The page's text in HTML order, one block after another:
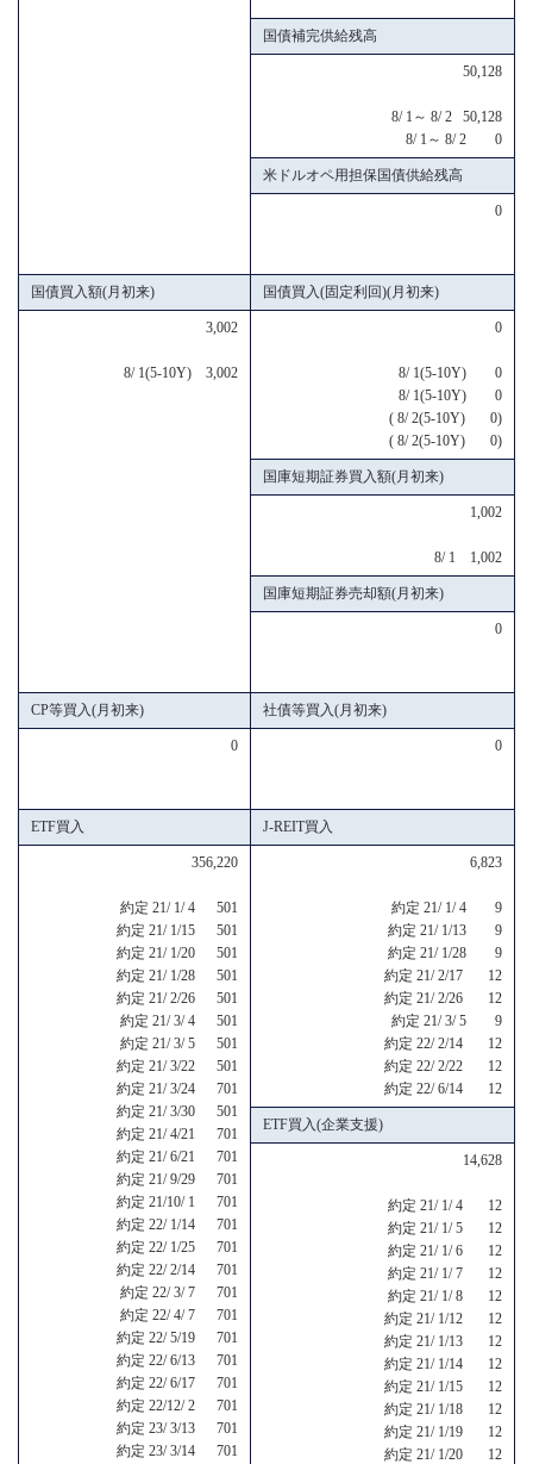
国債補完供給残高
50,128
8/ 1～ 8/ 2 50,128
8/ 1～ 8/ 2 0
米ドルオペ用担保国債供給残高
0
国債買入額(月初来) 国債買入(固定利回)(月初来)
3,002
8/ 1(5-10Y) 3,002
0
8/ 1(5-10Y) 0
8/ 1(5-10Y) 0
( 8/ 2(5-10Y) 0)
( 8/ 2(5-10Y) 0)
国庫短期証券買入額(月初来)
1,002
8/ 1 1,002
国庫短期証券売却額(月初来)
0
CP等買入(月初来) 社債等買入(月初来)
0 0
ETF買入 J-REIT買入
356,220
約定 21/ 1/ 4 501
約定 21/ 1/15 501
約定 21/ 1/20 501
約定 21/ 1/28 501
約定 21/ 2/26 501
約定 21/ 3/ 4 501
約定 21/ 3/ 5 501
約定 21/ 3/22 501
約定 21/ 3/24 701
約定 21/ 3/30 501
約定 21/ 4/21 701
約定 21/ 6/21 701
約定 21/ 9/29 701
約定 21/10/ 1 701
約定 22/ 1/14 701
約定 22/ 1/25 701
約定 22/ 2/14 701
約定 22/ 3/ 7 701
約定 22/ 4/ 7 701
約定 22/ 5/19 701
約定 22/ 6/13 701
約定 22/ 6/17 701
約定 22/12/ 2 701
約定 23/ 3/13 701
約定 23/ 3/14 701
6,823
約定 21/ 1/ 4 9
約定 21/ 1/13 9
約定 21/ 1/28 9
約定 21/ 2/17 12
約定 21/ 2/26 12
約定 21/ 3/ 5 9
約定 22/ 2/14 12
約定 22/ 2/22 12
約定 22/ 6/14 12
ETF買入(企業支援)
14,628
約定 21/ 1/ 4 12
約定 21/ 1/ 5 12
約定 21/ 1/ 6 12
約定 21/ 1/ 7 12
約定 21/ 1/ 8 12
約定 21/ 1/12 12
約定 21/ 1/13 12
約定 21/ 1/14 12
約定 21/ 1/15 12
約定 21/ 1/18 12
約定 21/ 1/19 12
約定 21/ 1/20 12